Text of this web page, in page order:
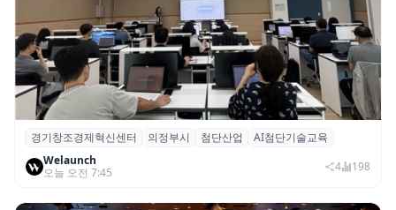
경기혁신센터, 의정부시 ‘AI 첨단기술교육’
기초·심화과정 성료
경기창조경제혁신센터 의정부시 첨단산업
AI첨단기술교육
Welaunch
오늘 오전 7:45
4 198